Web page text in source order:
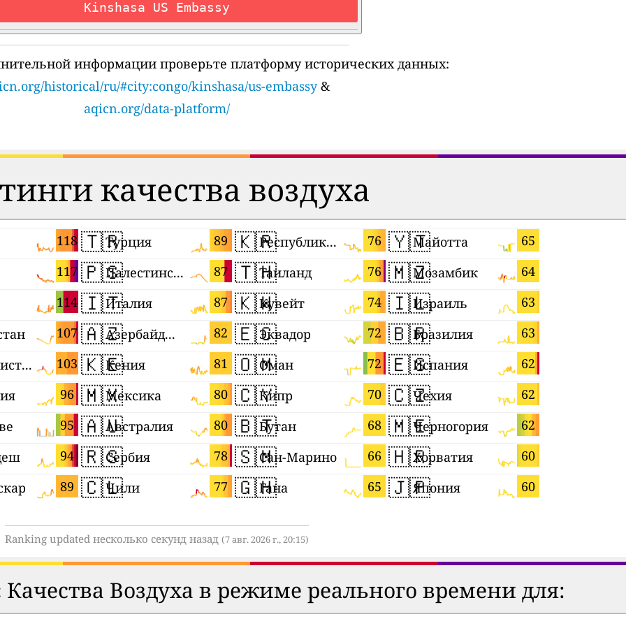
Kinshasa US Embassy
информации проверьте платформу исторических данных:
historical/ru/#city:congo/kinshasa/us-embassy&
aqicn.org/data-platform/
качества воздуха
118
117
114
107
103
Таджикистан
96
95
94
89
🇹🇷 89
Турция
🇵🇸 87
Палестинские территории
🇮🇹 87
Италия
🇦🇿 82
Азербайджан
🇰🇪 81
Кения
🇲🇽 80
Мексика
🇦🇺 80
Австралия
🇷🇸 78
Сербия
🇨🇱 77
Чили
🇰🇷 76
Республика Корея
🇹🇭 76
Таиланд
🇰🇼 74
Кувейт
🇪🇨 72
Эквадор
🇴🇲 72
Оман
🇨🇾 70
Кипр
🇧🇹 68
Бутан
🇸🇲 66
Сан-Марино
🇬🇭 65
Гана
🇾🇹 65
Майотта
🇲🇿 64
Мозамбик
🇮🇱 63
Израиль
🇧🇷 63
Бразилия
🇪🇸 62
Испания
🇨🇿 62
Чехия
🇲🇪 62
Черногория
🇭🇷 60
Хорватия
🇯🇵 60
Япония
Ranking updated несколько секунд назад (7 авг. 2026 г., 20:15)
Воздуха в режиме реального времени для: